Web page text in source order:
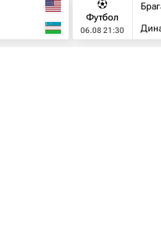
Футбол
06.08 21:30